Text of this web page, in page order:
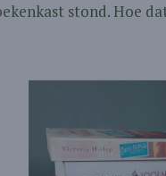
stond. Hoe